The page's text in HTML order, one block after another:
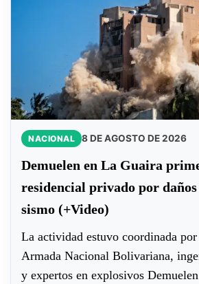
NACIONAL 8 DE AGOSTO DE 2026
Demuelen en La Guaira
residencial privado por
sismo (+Video)
La actividad estuvo coordinada
Armada Nacional Bolivariana,
y expertos en explosivos